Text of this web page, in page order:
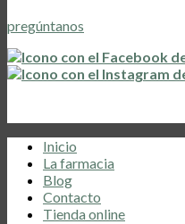
pregúntanos
Inicio
La farmacia
Blog
Contacto
Tienda online